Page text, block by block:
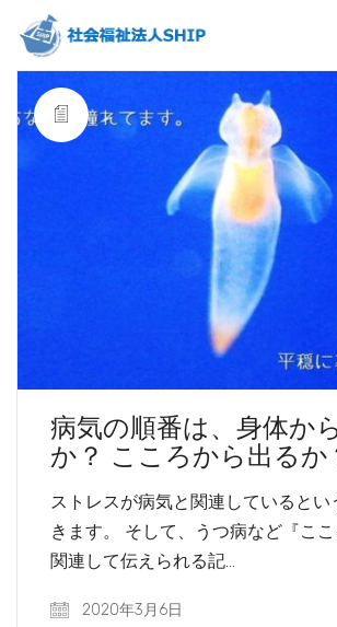
病気の順番は、身体か
か？ こころから出るか
ストレスが病気と関連しているとい
きます。 そして、うつ病など『こ
関連して伝えられる記…
2020年3月6日